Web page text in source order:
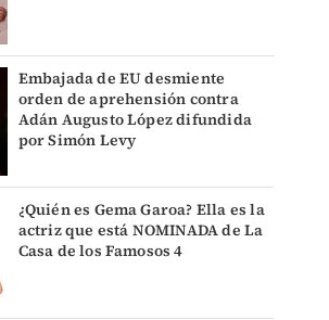
Embajada de EU desmiente
orden de aprehensión contra
Adán Augusto López difundida
por Simón Levy
¿Quién es Gema Garoa? Ella es la
actriz que está NOMINADA de La
Casa de los Famosos 4